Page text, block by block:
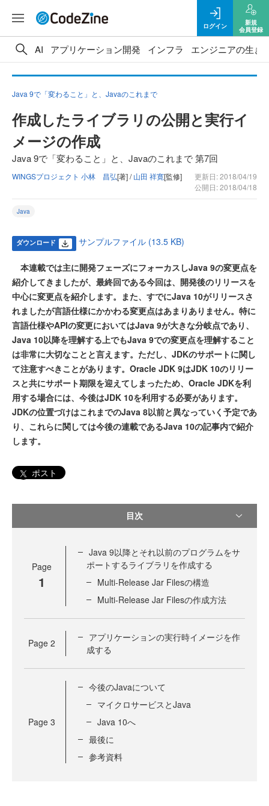
ログイン
新規
会員登録
AI アプリケーション開発 インフラ エンジニアの生き
Java 9で「変わること」と、Javaのこれまで
作成したライブラリの公開と実行イ
メージの作成
Java 9で「変わること」と、Javaのこれまで 第7回
WINGSプロジェクト 小林 昌弘[著] /山田 祥寛[監修]
更新日: 2018/04/19
公開日: 2018/04/18
Java
ダウンロード サンプルファイル (13.5 KB)
本連載では主に開発フェーズにフォーカスしJava 9の変更点を
紹介してきましたが、最終回である今回は、開発後のリリースを
中心に変更点を紹介します。また、すでにJava 10がリリースさ
れましたが言語仕様にかかわる変更点はあまりありません。特に
言語仕様やAPIの変更においてはJava 9が大きな分岐点であり、
Java 10以降を理解する上でもJava 9での変更点を理解すること
は非常に大切なことと言えます。ただし、JDKのサポートに関し
て注意すべきことがあります。Oracle JDK 9はJDK 10のリリー
スと共にサポート期限を迎えてしまったため、Oracle JDKを利
用する場合には、今後はJDK 10を利用する必要があります。
JDKの位置づけはこれまでのJava 8以前と異なっていく予定であ
り、これらに関しては今後の連載であるJava 10の記事内で紹介
します。
ポスト
目次
Page
1
Java 9以降とそれ以前のプログラムをサ
ポートするライブラリを作成する
Multi-Release Jar Filesの構造
Multi-Release Jar Filesの作成方法
Page 2
アプリケーションの実行時イメージを作
成する
Page 3
今後のJavaについて
マイクロサービスとJava
Java 10へ
最後に
参考資料